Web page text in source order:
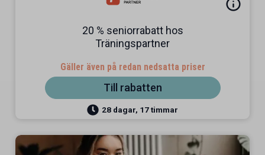
20 % seniorrabatt hos
Träningspartner
Gäller även på redan nedsatta priser
Till rabatten
28 dagar, 17 timmar